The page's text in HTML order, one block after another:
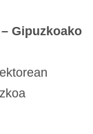
Gipuzkoako